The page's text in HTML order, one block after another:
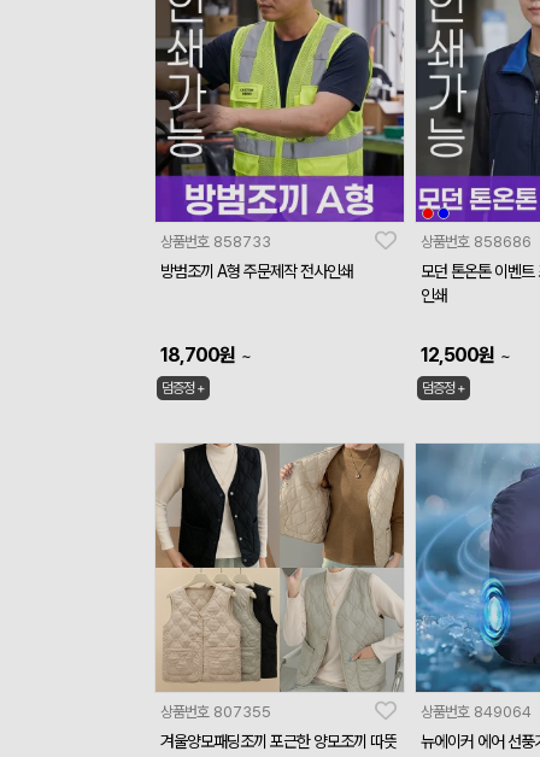
상품번호 858733
방범조끼 A형 주문제작 전사인쇄
18,700원 ~
덤증정 +
상품번호 858686
모던 톤온톤 이벤
인쇄
12,500원 ~
덤증정 +
상품번호 807355
겨울양모패딩조끼 포근한 양모조끼 따뜻
상품번호 849064
뉴에이커 에어 선풍